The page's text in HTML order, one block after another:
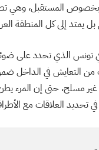
بخصوص المستقبل، وهي
إلى كل المنطقة
في تونس الذي تحدد على
بعد 7 سنوات من التعايش
غير مسلح، حتى إن المرء
تحديد العلاقات مع